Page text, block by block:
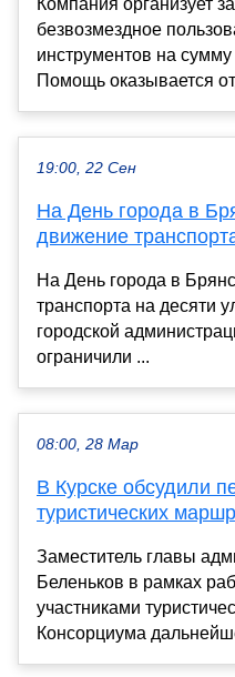
Компания организует
безвозмездное
инструментов на
Помощь оказывается
19:00, 22 Сен
На День города в
движение
На День города в
транспорта на десяти
городской
ограничили ...
08:00, 28 Мар
В Курске обсудили
туристических
Заместитель главы
Беленьков в рамках
участниками
Консорциума